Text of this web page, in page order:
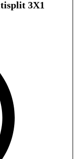
3X1